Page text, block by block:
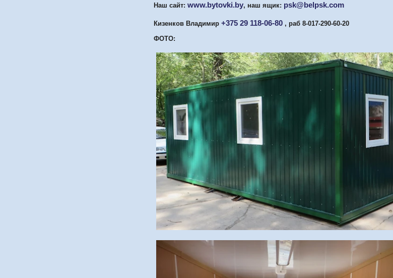
Наш сайт: www.bytovki.by, наш ящик: psk@belpsk.com
Кизенков Владимир +375 29 118-06-80 , раб 8-017-290-60-20
ФОТО: